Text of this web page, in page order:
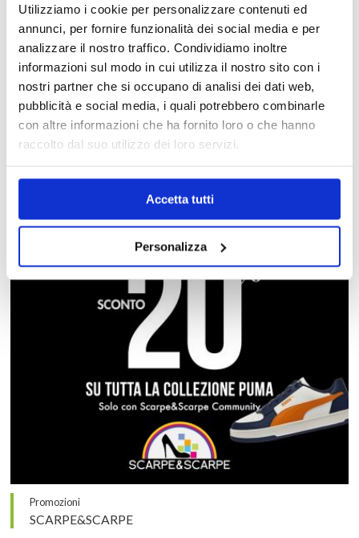
Utilizziamo i cookie per personalizzare contenuti ed
annunci, per fornire funzionalità dei social media e per
analizzare il nostro traffico. Condividiamo inoltre
informazioni sul modo in cui utilizza il nostro sito con i
nostri partner che si occupano di analisi dei dati web,
pubblicità e social media, i quali potrebbero combinarle
con altre informazioni che ha fornito loro o che hanno
raccolto dal suo utilizzo dei loro servizi.
Accetta tutti
Personalizza
Promozioni
GUESS
Promozioni
SCARPE&SCARPE